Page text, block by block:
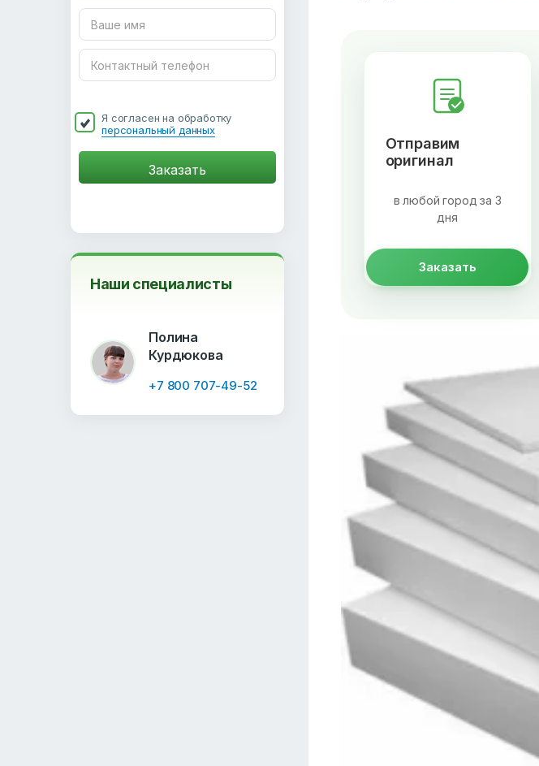
Я согласен на обработку
персональный данных
Наши специалисты
Полина
Курдюкова
+7 800 707-49-52
Отправим
оригинал
в любой город за 3
дня
Заказать